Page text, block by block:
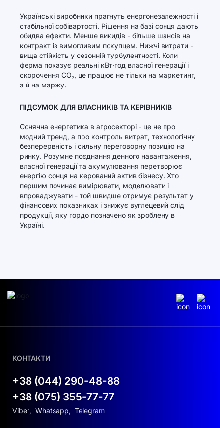
Українські виробники прагнуть енергонезалежності і
стабільної собівартості. Рішення на базі сонця дають
обидва ефекти. Менше викидів - більше шансів на
контракт із вимогливим покупцем. Нижчі витрати -
вища стійкість у сезонній турбулентності. Коли
ферма показує реальні кВт·год власної генерації і
скорочення CO₂, це працює не тільки на маркетинг,
а й на маржу.
ПІДСУМОК ДЛЯ ВЛАСНИКІВ ТА КЕРІВНИКІВ
Сонячна енергетика в агросекторі - це не про
модний тренд, а про контроль витрат, технологічну
безперервність і сильну переговорну позицію на
ринку. Розумне поєднання денного навантаження,
власної генерації та акумулювання перетворює
енергію сонця на керований актив бізнесу. Хто
першим починає вимірювати, моделювати і
впроваджувати - той швидше отримує результат у
фінансових показниках і знижує вуглецевий слід
продукції, яку гордо позначено як зроблену в
Україні.
КОНТАКТИ
+38 (044) 290-48-88
+38 (075) 355-77-77
Viber, Whatsapp, Telegram